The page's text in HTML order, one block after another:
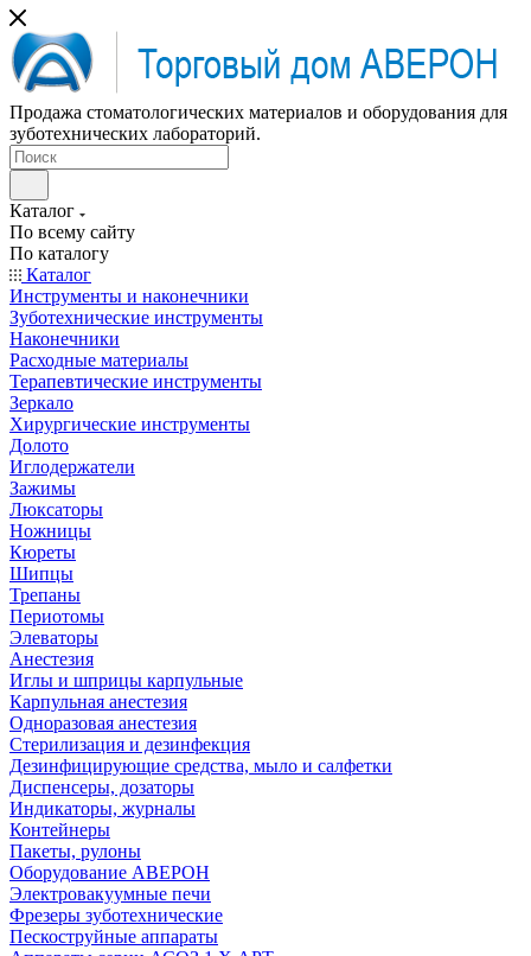
Продажа стоматологических материалов и оборудования для
зуботехнических лабораторий.
Каталог
По всему сайту
По каталогу
Каталог
Инструменты и наконечники
Зуботехнические инструменты
Наконечники
Расходные материалы
Терапевтические инструменты
Зеркало
Хирургические инструменты
Долото
Иглодержатели
Зажимы
Люксаторы
Ножницы
Кюреты
Шипцы
Трепаны
Периотомы
Элеваторы
Анестезия
Иглы и шприцы карпульные
Карпульная анестезия
Одноразовая анестезия
Стерилизация и дезинфекция
Дезинфицирующие средства, мыло и салфетки
Диспенсеры, дозаторы
Индикаторы, журналы
Контейнеры
Пакеты, рулоны
Оборудование АВЕРОН
Электровакуумные печи
Фрезеры зуботехнические
Пескоструйные аппараты